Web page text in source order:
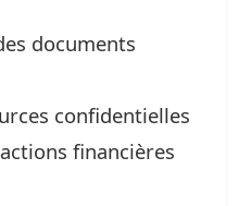
documents
confidentielles
financières